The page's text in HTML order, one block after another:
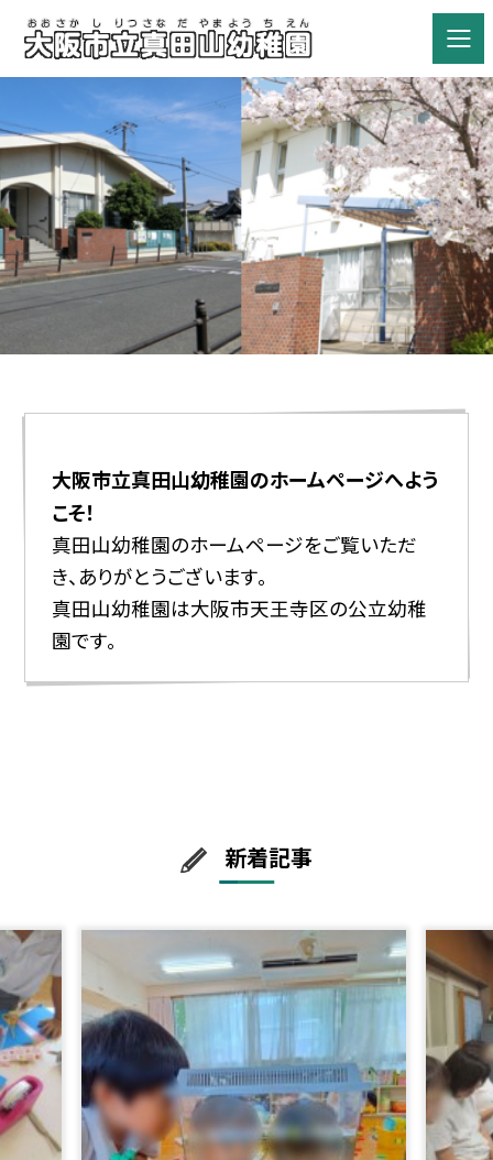
大阪市立真田山幼稚園のホームページへよう
こそ！
真田山幼稚園のホームページをご覧いただ
き、ありがとうございます。
真田山幼稚園は大阪市天王寺区の公立幼稚
園です。
新着記事